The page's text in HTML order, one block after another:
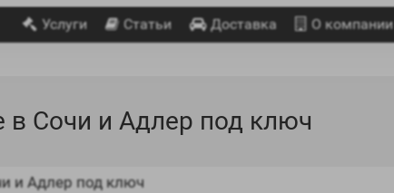
Услуги Статьи Доставка О компании
в Сочи и Адлер под ключ
и Адлер под ключ